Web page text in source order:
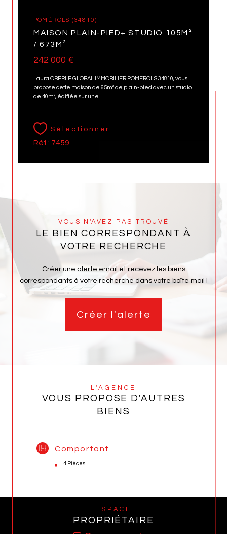
POMÉROLS (34810)
MAISON PLAIN-PIED+ STUDIO 105M²
/ 673M²
242 000 €
Laura OBERLE GLOBAL IMMOBILIER POMEROLS 34810, vous
propose cette maison de 65m² de plain-pied avec un studio
de 40m², édifiée sur une...
Sélectionner
Réf : 7459
VOUS N'AVEZ PAS TROUVÉ
LE BIEN CORRESPONDANT À
VOTRE RECHERCHE
Créer une alerte email et recevez les biens
correspondants à votre recherche dans votre boîte mail !
Créer l'alerte
L'AGENCE
VOUS PROPOSE D'AUTRES
BIENS
Comportant
4 Pièces
ESPACE
PROPRIÉTAIRE